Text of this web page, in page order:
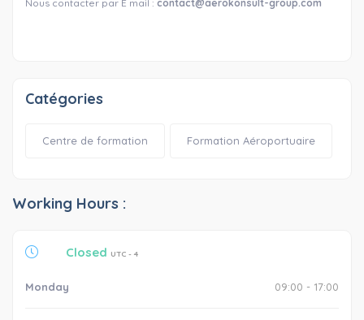
Nous contacter par E mail : contact@aerokonsult-group.com
Catégories
Centre de formation Formation Aéroportuaire
Working Hours :
Closed UTC - 4
Monday 09:00 - 17:00